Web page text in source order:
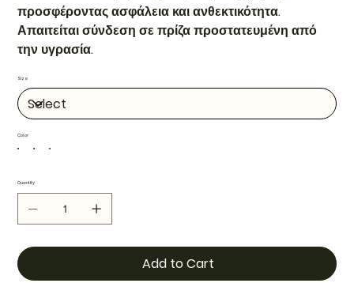
προσφέροντας ασφάλεια και ανθεκτικότητα.
Απαιτείται σύνδεση σε πρίζα προστατευμένη από
την υγρασία.
Size
Color
Quantity
Add to Cart